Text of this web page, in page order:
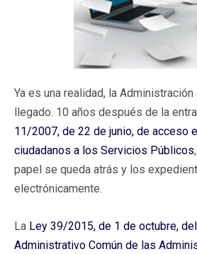
Ya es una realidad, la
llegado. 10 años después de la
11/2007, de 22 de junio, de acceso
ciudadanos a los Servicios Públicos
papel se queda atrás y los
electrónicamente.
La Ley 39/2015, de 1 de octubre,
Administrativo Común de las